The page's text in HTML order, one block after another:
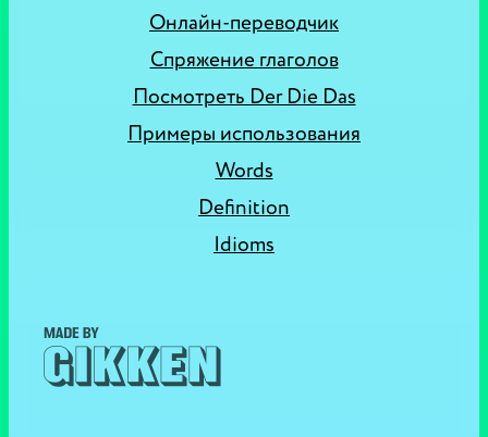
Онлайн-переводчик
Спряжение глаголов
Посмотреть Der Die Das
Примеры использования
Words
Definition
Idioms